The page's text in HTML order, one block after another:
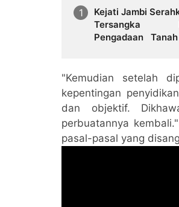
Kejati Jambi
Tersangka
Pengadaan
"Kemudian setelah
kepentingan
dan objektif.
perbuatannya
pasal-pasal yang